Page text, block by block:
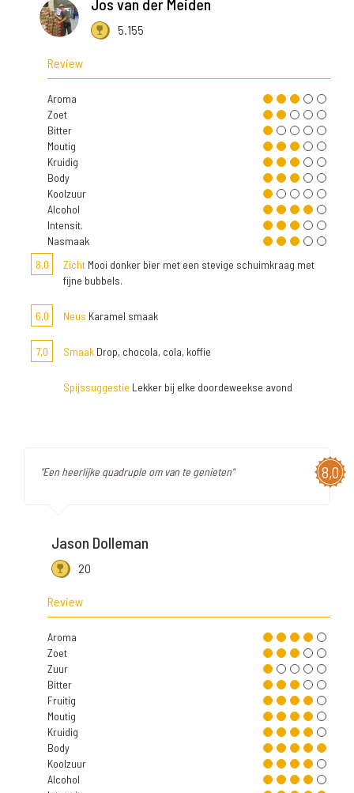
Jos van der Meiden
5.155
Review
Aroma
Zoet
Bitter
Moutig
Kruidig
Body
Koolzuur
Alcohol
Intensit.
Nasmaak
8,0
Zicht Mooi donker bier met een stevige schuimkraag met
fijne bubbels.
6,0 Neus Karamel smaak
7,0 Smaak Drop, chocola, cola, koffie
Spijssuggestie Lekker bij elke doordeweekse avond
8,0
"Een heerlijke quadruple om van te genieten"
Jason Dolleman
20
Review
Aroma
Zoet
Zuur
Bitter
Fruitig
Moutig
Kruidig
Body
Koolzuur
Alcohol